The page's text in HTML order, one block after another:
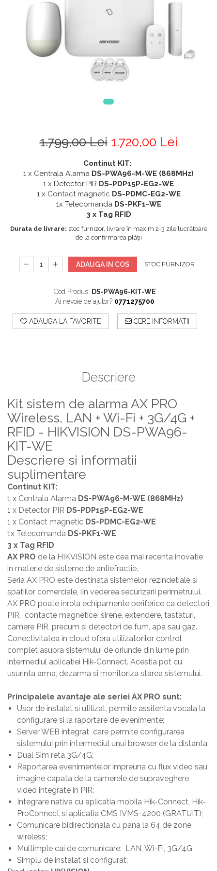
1.799,00 Lei 1.720,00 Lei
Continut KIT:
1 x Centrala Alarma DS-PWA96-M-WE (868MHz)
1 x Detector PIR DS-PDP15P-EG2-WE
1 x Contact magnetic DS-PDMC-EG2-WE
1x Telecomanda DS-PKF1-WE
3 x Tag RFID
Durata de livrare: stoc furnizor, livrare în maxim 2-3 zile lucrătoare
de la confirmarea plății
ADAUGA IN COS STOC FURNIZOR
Cod Produs: DS-PWA96-KIT-WE
Ai nevoie de ajutor? 0771275700
ADAUGA LA FAVORITE CERE INFORMATII
Descriere
Kit sistem de alarma AX PRO
Wireless, LAN + Wi-Fi + 3G/4G +
RFID - HIKVISION DS-PWA96-
KIT-WE
Descriere si informatii
suplimentare
Continut KIT:
1 x Centrala Alarma DS-PWA96-M-WE (868MHz)
1 x Detector PIR DS-PDP15P-EG2-WE
1 x Contact magnetic DS-PDMC-EG2-WE
1x Telecomanda DS-PKF1-WE
3 x Tag RFID
AX PRO de la HIKVISION este cea mai recenta inovatie
in materie de sisteme de antiefractie.
Seria AX PRO este destinata sistemelor rezindetiale si
spatiilor comerciale, iIn vederea securizarii perimetrului.
AX PRO poate inrola echipamente periferice ca detectori
PIR, contacte magnetice, sirene, extendere, tastaturi,
camere PIR, precum si detectori de fum, apa sau gaz.
Conectivitatea in cloud ofera utilizatorilor control
complet asupra sistemului de oriunde din lume prin
intermediul aplicatiei Hik-Connect. Acestia pot cu
usurinta arma, dezarma si monitoriza starea sistemului.
Principalele avantaje ale seriei AX PRO sunt:
Usor de instalat si utilizat, permite assitenta vocala la
configurare si la raportare de evenimente;
Server WEB integrat care permite configurarea
sistemului prin intermediul unui browser de la distanta;
Dual Sim reta 3G/4G;
Raportarea evenimentelor impreuna cu flux video sau
imagine capata de la camerele de supraveghere
video integrate in PIR;
Integrare nativa cu aplicatia mobila Hik-Connect, Hik-
ProConnect si aplicatia CMS IVMS-4200 (GRATUIT);
Comunicare bidirectionala cu pana la 64 de zone
wireless;
Multimple cai de comunicare: LAN, Wi-Fi, 3G/4G;
Simplu de instalat si configurat;